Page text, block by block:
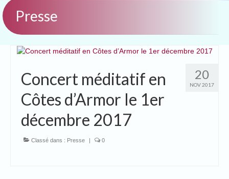
Petit topo sur l’artiste
Galeries
Boutique
Calendrier
Mon Blog
Presse
20
NOV 2017
Concert méditatif en
Côtes d’Armor le 1er
décembre 2017
Classé dans : Presse 0